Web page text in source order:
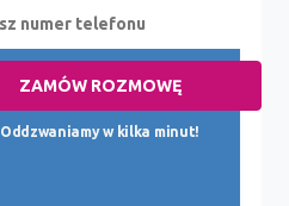
ZAMÓW ROZMOWĘ
Oddzwaniamy w kilka minut!